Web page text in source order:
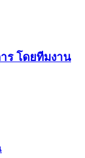
ร โดยทีมงาน